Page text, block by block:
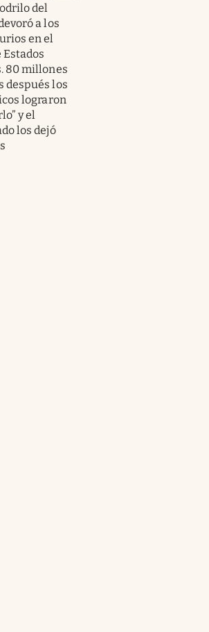
del
a los
en el
Estados
80 millones
después los
lograron
y el
los dejó